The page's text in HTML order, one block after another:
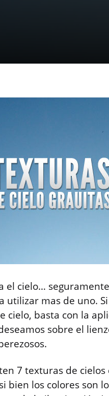
el cielo…
mas de uno.
cielo, basta con la
sobre el
7 texturas de cielos
los colores son